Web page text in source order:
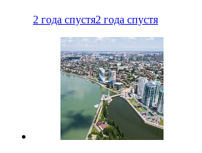
2 года спустя2 года спустя